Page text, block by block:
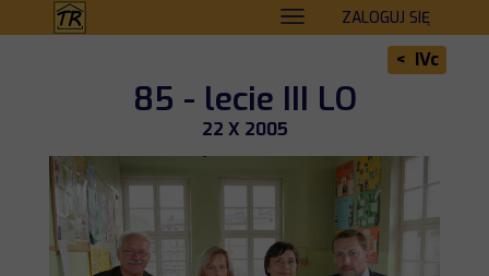
ZALOGUJ SIĘ
< IVc
85 - lecie III LO
22 X 2005